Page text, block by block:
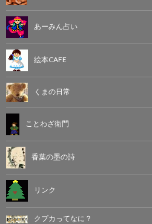
あーみん占い
絵本CAFE
くまの日常
ことわざ衛門
香葉の墨の詩
リンク
クプカってなに？